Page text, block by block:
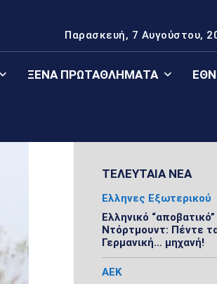
Παρασκευή, 7 Αυγούστου,
ΞΈΝΑ ΠΡΩΤΑΘΛΉΜΑΤΑ
ΤΕΛΕΥΤΑΙΑ ΝΕΑ
Ελληνες Εξωτερικού
Ελληνικό
Ντόρτμουντ: Πέντε
Γερμανική… μηχανή!
ΑΕΚ